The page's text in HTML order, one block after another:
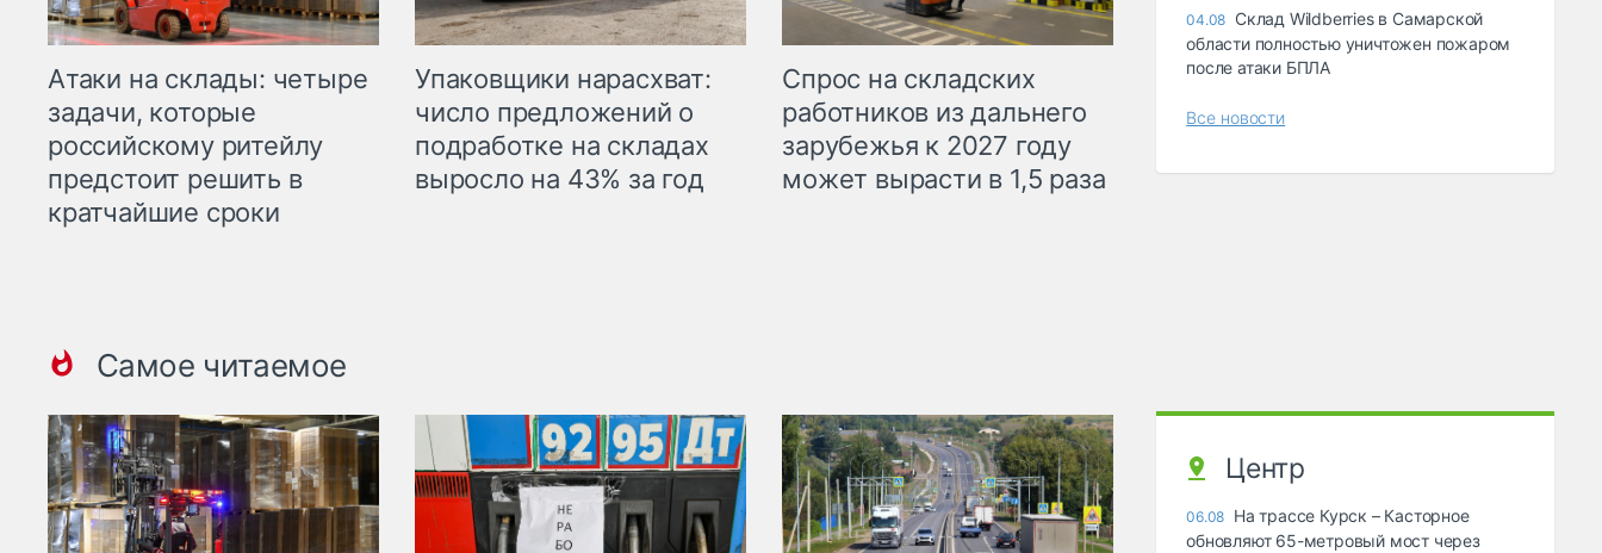
Атаки на склады: четыре
задачи, которые
российскому ритейлу
предстоит решить в
кратчайшие сроки
Упаковщики нарасхват:
число предложений о
подработке на складах
выросло на 43% за год
Спрос на складских
работников из дальнего
зарубежья к 2027 году
может вырасти в 1,5 раза
Самое читаемое
04.08 Склад Wildberries в Самарской
области полностью уничтожен пожаром
после атаки БПЛА
Все новости
Центр
06.08 На трассе Курск – Касторное
обновляют 65-метровый мост через